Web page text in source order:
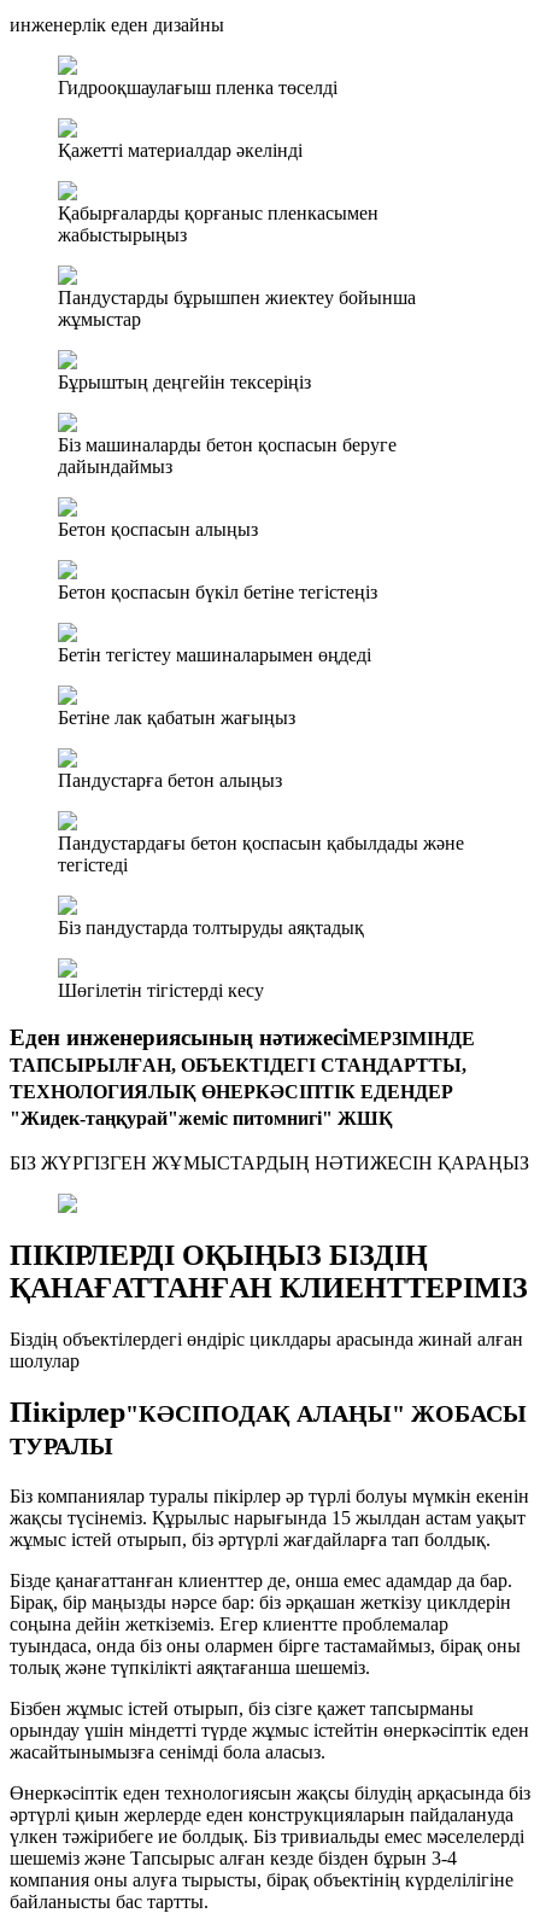
инженерлік еден дизайны
Гидрооқшаулағыш пленка төселді
Қажетті материалдар әкелінді
Қабырғаларды қорғаныс пленкасымен
жабыстырыңыз
Пандустарды бұрышпен жиектеу бойынша
жұмыстар
Бұрыштың деңгейін тексеріңіз
Біз машиналарды бетон қоспасын беруге
дайындаймыз
Бетон қоспасын алыңыз
Бетон қоспасын бүкіл бетіне тегістеңіз
Бетін тегістеу машиналарымен өңдеді
Бетіне лак қабатын жағыңыз
Пандустарға бетон алыңыз
Пандустардағы бетон қоспасын қабылдады және
тегістеді
Біз пандустарда толтыруды аяқтадық
Шөгілетін тігістерді кесу
Еден инженериясының нәтижесіМЕРЗІМІНДЕ
ТАПСЫРЫЛҒАН, ОБЪЕКТІДЕГІ СТАНДАРТТЫ,
ТЕХНОЛОГИЯЛЫҚ ӨНЕРКӘСІПТІК ЕДЕНДЕР
"Жидек-таңқурай"жеміс питомнигі" ЖШҚ
БІЗ ЖҮРГІЗГЕН ЖҰМЫСТАРДЫҢ НӘТИЖЕСІН ҚАРАҢЫЗ
ПІКІРЛЕРДІ ОҚЫҢЫЗ БІЗДІҢ
ҚАНАҒАТТАНҒАН КЛИЕНТТЕРІМІЗ
Біздің объектілердегі өндіріс циклдары арасында жинай алған
шолулар
Пікірлер"КӘСІПОДАҚ АЛАҢЫ" ЖОБАСЫ
ТУРАЛЫ
Біз компаниялар туралы пікірлер әр түрлі болуы мүмкін екенін
жақсы түсінеміз. Құрылыс нарығында 15 жылдан астам уақыт
жұмыс істей отырып, біз әртүрлі жағдайларға тап болдық.
Бізде қанағаттанған клиенттер де, онша емес адамдар да бар.
Бірақ, бір маңызды нәрсе бар: біз әрқашан жеткізу циклдерін
соңына дейін жеткіземіз. Егер клиентте проблемалар
туындаса, онда біз оны олармен бірге тастамаймыз, бірақ оны
толық және түпкілікті аяқтағанша шешеміз.
Бізбен жұмыс істей отырып, біз сізге қажет тапсырманы
орындау үшін міндетті түрде жұмыс істейтін өнеркәсіптік еден
жасайтынымызға сенімді бола аласыз.
Өнеркәсіптік еден технологиясын жақсы білудің арқасында біз
әртүрлі қиын жерлерде еден конструкцияларын пайдалануда
үлкен тәжірибеге ие болдық. Біз тривиальды емес мәселелерді
шешеміз және Тапсырыс алған кезде бізден бұрын 3-4
компания оны алуға тырысты, бірақ объектінің күрделілігіне
байланысты бас тартты.